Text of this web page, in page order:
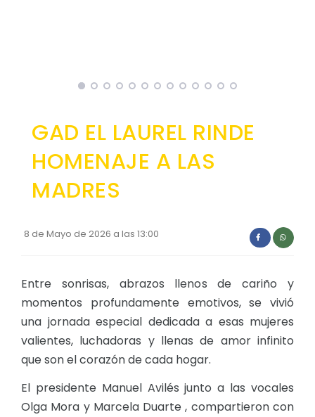
Plan Operativo Anual - POA
Cédulas presupuestarias y balances
Procesos de contratación
Obras y proyectos
GAD EL LAUREL RINDE
HOMENAJE A LAS
MADRES
8 de Mayo de 2026 a las 13:00
Entre sonrisas, abrazos llenos de cariño y
momentos profundamente emotivos, se vivió
una jornada especial dedicada a esas mujeres
valientes, luchadoras y llenas de amor infinito
que son el corazón de cada hogar.
El presidente Manuel Avilés junto a las vocales
Olga Mora y Marcela Duarte , compartieron con